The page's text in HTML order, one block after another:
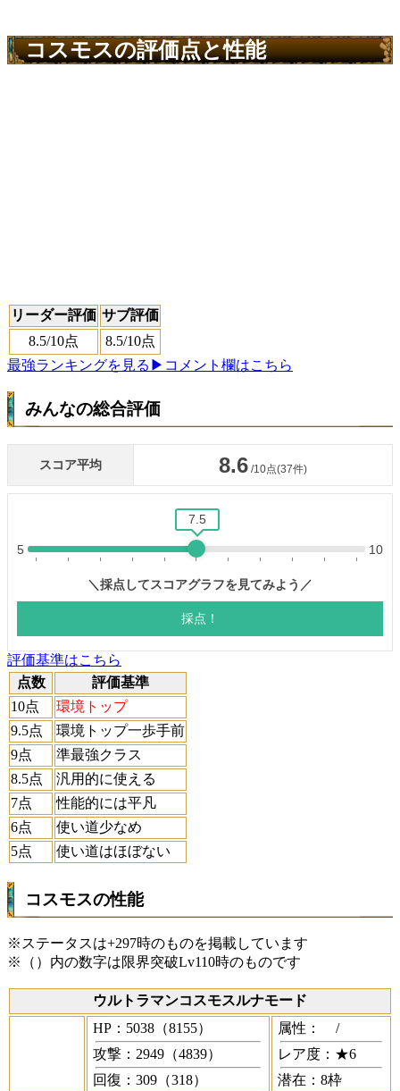
コスモスの評価点と性能
リーダー評価 サブ評価
8.5/10点 8.5/10点
最強ランキングを見る ▶コメント欄はこちら
みんなの総合評価
評価基準はこちら
点数
評価基準
10点
環境トップ
9.5点
環境トップ一歩手前
9点
準最強クラス
8.5点
汎用的に使える
7点
性能的には平凡
6点
使い道少なめ
5点
使い道はほぼない
コスモスの性能
※ステータスは+297時のものを掲載しています
※（）内の数字は限界突破Lv110時のものです
ウルトラマンコスモスルナモード
HP：5038（8155）
攻撃：2949（4839）
回復：309（318）
属性：
/
レア度：★6
潜在：8枠